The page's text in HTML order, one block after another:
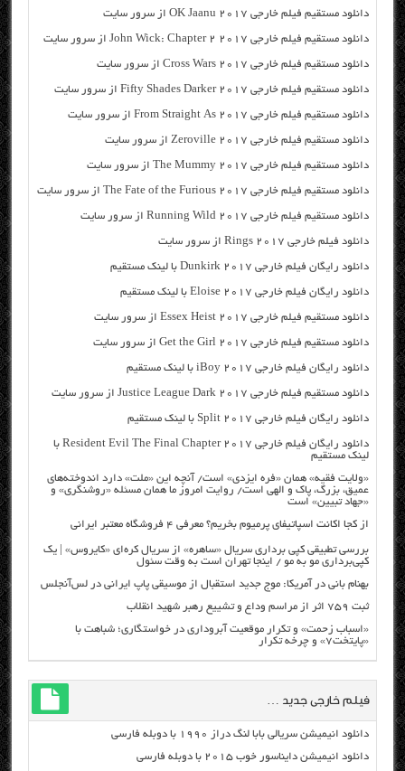
دانلود مستقیم فیلم خارجی OK Jaanu 2017 از سرور سایت
دانلود مستقیم فیلم خارجی John Wick: Chapter 2 2017 از سرور سایت
دانلود مستقیم فیلم خارجی Cross Wars 2017 از سرور سایت
دانلود مستقیم فیلم خارجی Fifty Shades Darker 2017 از سرور سایت
دانلود مستقیم فیلم خارجی From Straight As 2017 از سرور سایت
دانلود مستقیم فیلم خارجی Zeroville 2017 از سرور سایت
دانلود مستقیم فیلم خارجی The Mummy 2017 از سرور سایت
دانلود مستقیم فیلم خارجی The Fate of the Furious 2017 از سرور سایت
دانلود مستقیم فیلم خارجی Running Wild 2017 از سرور سایت
دانلود فیلم خارجی Rings 2017 از سرور سایت
دانلود رایگان فیلم خارجی Dunkirk 2017 با لینک مستقیم
دانلود رایگان فیلم خارجی Eloise 2017 با لینک مستقیم
دانلود مستقیم فیلم خارجی Essex Heist 2017 از سرور سایت
دانلود مستقیم فیلم خارجی Get the Girl 2017 از سرور سایت
دانلود رایگان فیلم خارجی iBoy 2017 با لینک مستقیم
دانلود مستقیم فیلم خارجی Justice League Dark 2017 از سرور سایت
دانلود رایگان فیلم خارجی Split 2017 با لینک مستقیم
دانلود رایگان فیلم خارجی Resident Evil The Final Chapter 2017 با
لینک مستقیم
«ولایت فقیه» همان «فره ایزدی» است/ آنچه این «ملت» دارد اندوخته‌های
عمیق، بزرگ، پاک و الهی است/ روایت امروز ما همان مسئله «روشنگری» و
«جهاد تبیین» است
از کجا اکانت اسپاتیفای پرمیوم بخریم؟ معرفی ۴ فروشگاه معتبر ایرانی
بررسی تطبیقی کپی برداری سریال «ساهره» از سریال کره‌ای «کایروس» | یک
کپی‌برداری مو به مو / اینجا تهران است به وقت سئول
بهنام بانی در آمریکا: موج جدید استقبال از موسیقی پاپ ایرانی در لس‌آنجلس
ثبت ۷۵۹ اثر از مراسم وداع و تشییع رهبر شهید انقلاب
«اسباب زحمت» و تکرار موقعیت آبروداری در خواستگاری؛ شباهت با
«پایتخت۷» و چرخه تکرار
فیلم خارجی جدید …
دانلود انیمیشن سریالی بابا لنگ دراز ۱۹۹۰ با دوبله فارسی
دانلود انیمیشن دایناسور خوب ۲۰۱۵ با دوبله فارسی